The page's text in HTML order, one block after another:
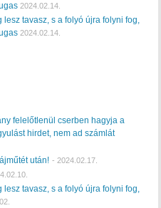
2024.02.14.
tavasz, s a folyó újra folyni fog,
2024.02.14.
felelőtlenül cserben hagyja a
hirdet, nem ad számlát
után! - 2024.02.17.
tavasz, s a folyó újra folyni fog,